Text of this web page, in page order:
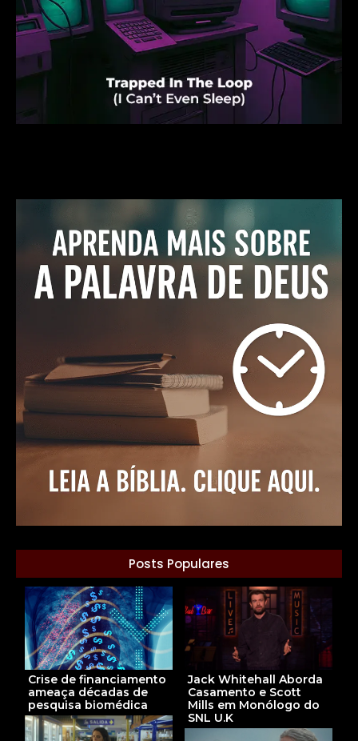
Posts Populares
Crise de financiamento
ameaça décadas de
pesquisa biomédica
Jack Whitehall Aborda
Casamento e Scott
Mills em Monólogo do
SNL U.K